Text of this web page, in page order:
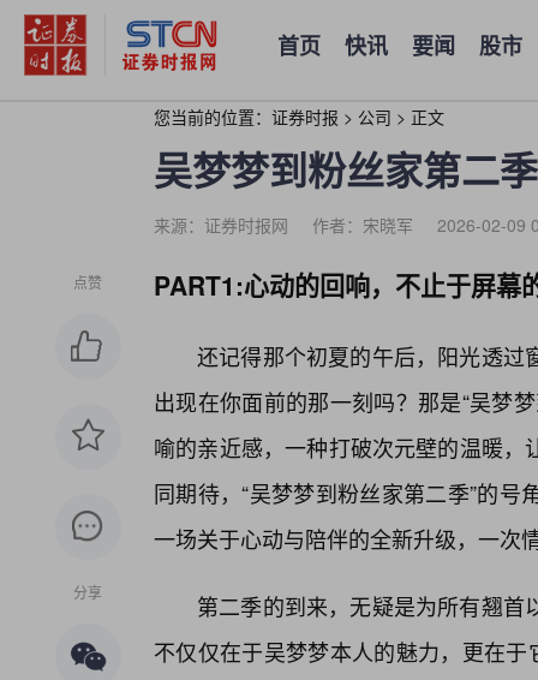
首页 快讯 要闻 股市
您当前的位置： 证券时报 > 公司 > 正文
吴梦梦到粉丝家第二季
来源：证券时报网 作者：宋晓军 2026-02-09
点赞
分享
PART1:心动的回响，不止于屏幕
还记得那个初夏的午后，阳光透过
出现在你面前的那一刻吗？那是“吴梦
喻的亲近感，一种打破次元壁的温暖
同期待，“吴梦梦到粉丝家第二季”的
一场关于心动与陪伴的全新升级，一次
第二季的到来，无疑是为所有翘
不仅仅在于吴梦梦本人的魅力，更在